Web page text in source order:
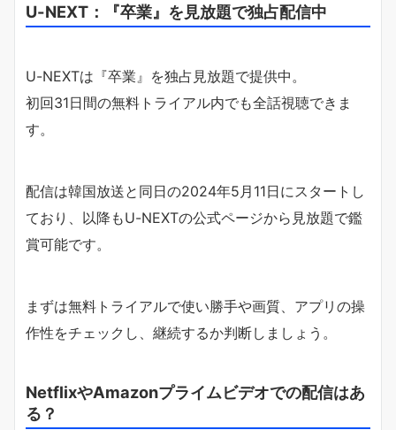
U-NEXT：『卒業』を見放題で独占配信中
U-NEXTは『卒業』を独占見放題で提供中。
初回31日間の無料トライアル内でも全話視聴できま
す。
配信は韓国放送と同日の2024年5月11日にスタートし
ており、以降もU-NEXTの公式ページから見放題で鑑
賞可能です。
まずは無料トライアルで使い勝手や画質、アプリの操
作性をチェックし、継続するか判断しましょう。
NetflixやAmazonプライムビデオでの配信はあ
る？